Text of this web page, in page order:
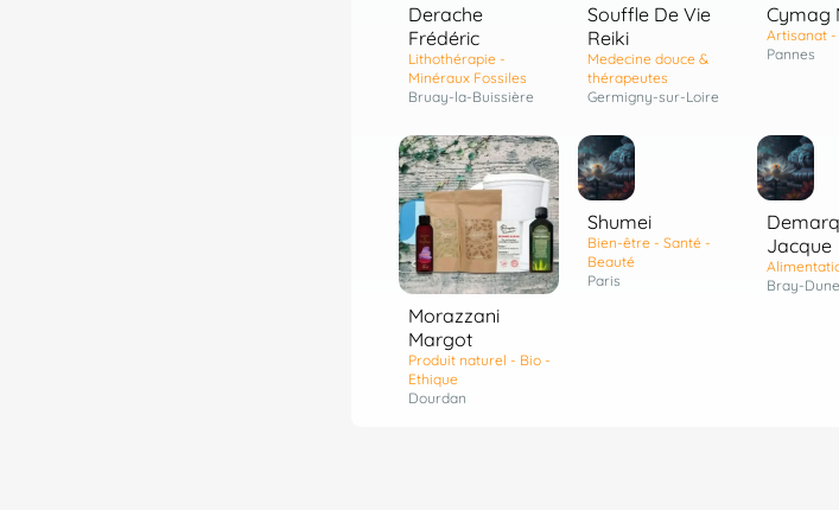
Derache
Frédéric
Lithothérapie -
Minéraux Fossiles
Bruay-la-Buissière
Souffle De Vie
Reiki
Medecine douce &
thérapeutes
Germigny-sur-Loire
Cymag
Artisanat -
Pannes
Morazzani
Margot
Produit naturel - Bio -
Ethique
Dourdan
Shumei
Bien-être - Santé -
Beauté
Paris
Jacque
Bray-